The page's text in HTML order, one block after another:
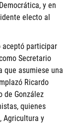
y en
electo al
aceptó participar
Secretario
que asumiese una
Ricardo
de González
quienes
Agricultura y